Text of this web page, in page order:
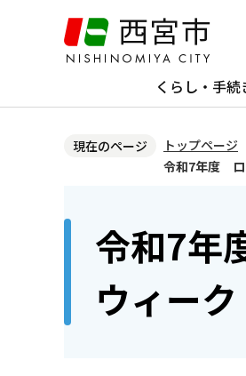
ジ
くらし・手続
現在のページ トップページ
令和7年度 ロ
令和7年
ウィーク